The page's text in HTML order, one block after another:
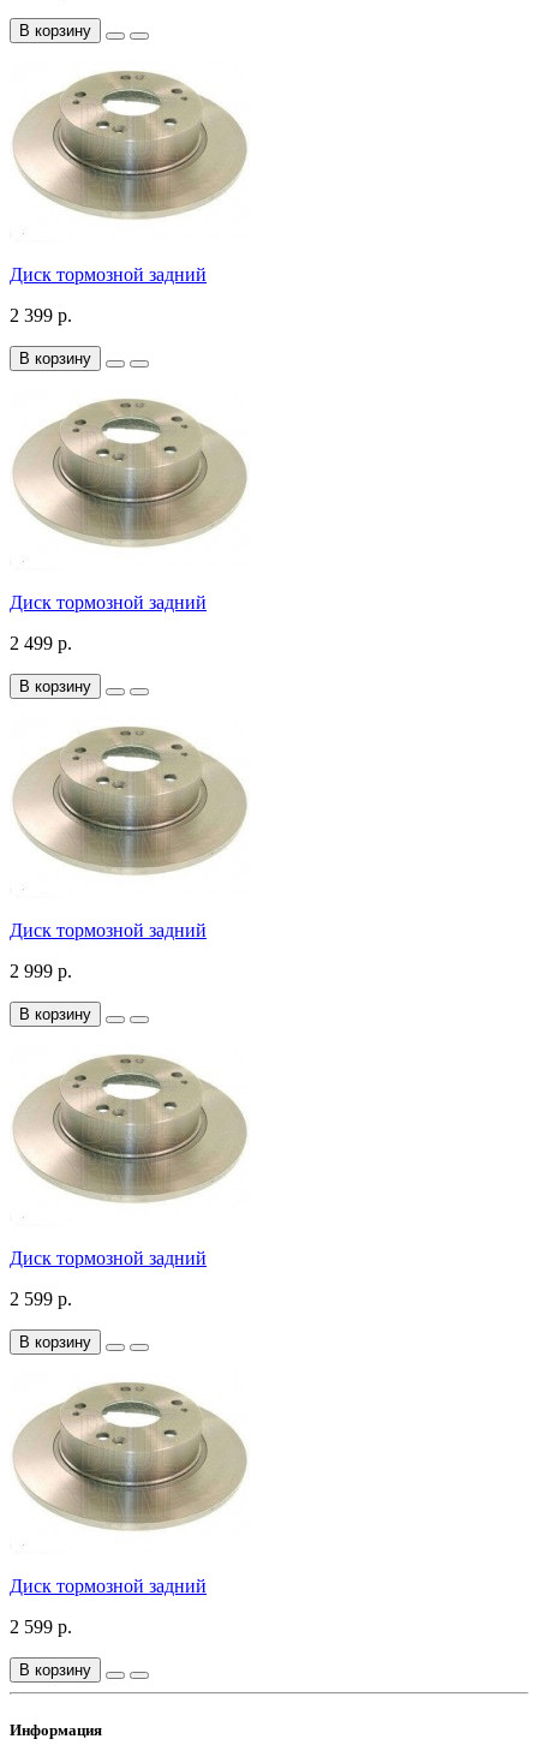
В корзину
Диск тормозной задний
2 399 р.
В корзину
Диск тормозной задний
2 499 р.
В корзину
Диск тормозной задний
2 999 р.
В корзину
Диск тормозной задний
2 599 р.
В корзину
Диск тормозной задний
2 599 р.
В корзину
Информация